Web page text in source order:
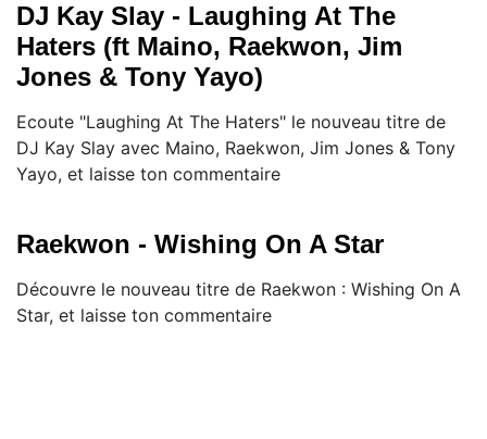
DJ Kay Slay - Laughing At The
Haters (ft Maino, Raekwon, Jim
Jones & Tony Yayo)
Ecoute "Laughing At The Haters" le nouveau titre de
DJ Kay Slay avec Maino, Raekwon, Jim Jones & Tony
Yayo, et laisse ton commentaire
Raekwon - Wishing On A Star
Découvre le nouveau titre de Raekwon : Wishing On A
Star, et laisse ton commentaire